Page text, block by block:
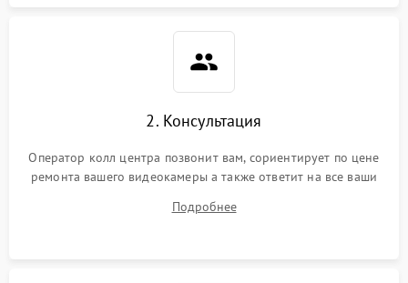
2. Консультация
Оператор колл центра позвонит вам, сориентирует по цене
ремонта вашего видеокамеры а также ответит на все ваши
Подробнее